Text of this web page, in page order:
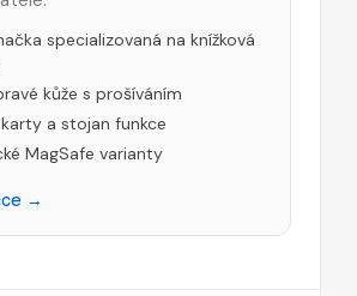
specializovaná na knížková
kůže s prošíváním
a stojan funkce
MagSafe varianty
→